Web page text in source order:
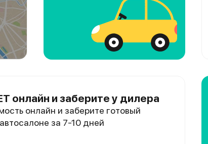
онлайн и заберите у дилера
онлайн и заберите готовый
за 7-10 дней